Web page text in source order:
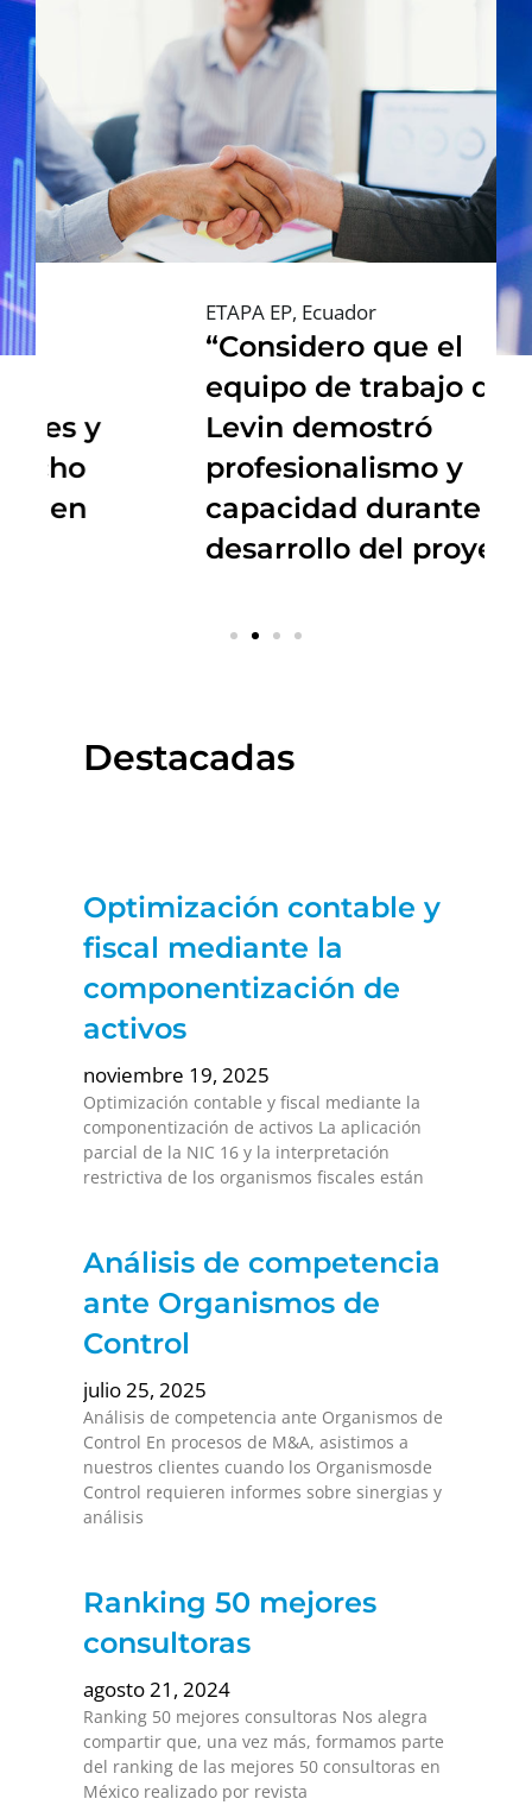
ETAPA EP, Ecuador
“Considero que el
equipo de trabajo de
Levin demostró
profesionalismo y
capacidad durante el
desarrollo del proyecto.”
Destacadas
Optimización contable y
fiscal mediante la
componentización de
activos
noviembre 19, 2025
Optimización contable y fiscal mediante la
componentización de activos La aplicación
parcial de la NIC 16 y la interpretación
restrictiva de los organismos fiscales están
Análisis de competencia
ante Organismos de
Control
julio 25, 2025
Análisis de competencia ante Organismos de
Control En procesos de M&A, asistimos a
nuestros clientes cuando los Organismosde
Control requieren informes sobre sinergias y
análisis
Ranking 50 mejores
consultoras
agosto 21, 2024
Ranking 50 mejores consultoras Nos alegra
compartir que, una vez más, formamos parte
del ranking de las mejores 50 consultoras en
México realizado por revista